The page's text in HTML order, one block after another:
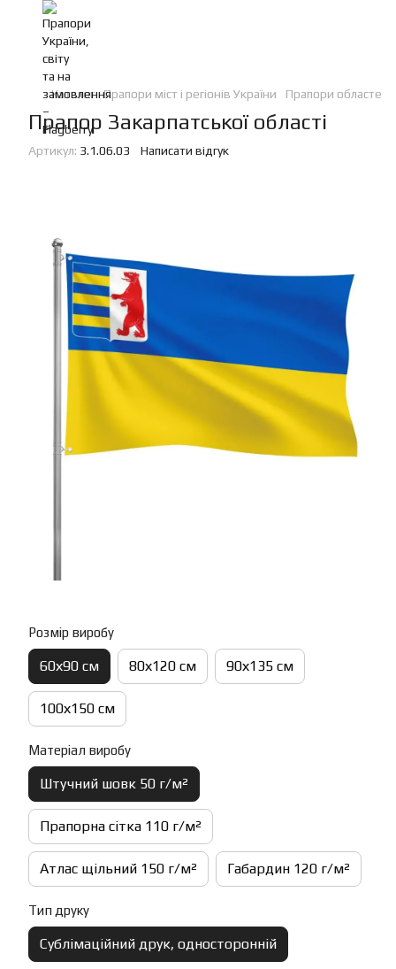
Каталог Прапори міст і регіонів України Прапори областей
Прапор Закарпатської області
Артикул: 3.1.06.03 Написати відгук
Розмір виробу
60х90 см 80х120 см 90х135 см
100х150 см
Матеріал виробу
Штучний шовк 50 г/м²
Прапорна сітка 110 г/м²
Атлас щільний 150 г/м² Габардин 120 г/м²
Тип друку
Сублімаційний друк, односторонній